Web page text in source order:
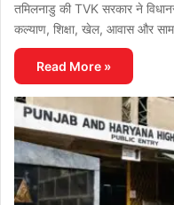
तमिलनाडु की TVK सरकार ने
कल्याण, शिक्षा, खेल, आवास और
Read More »